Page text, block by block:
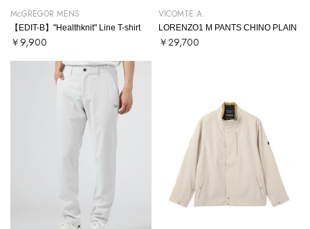
McGREGOR MENS
【EDIT-B】"Healthknit" Line T-shirt
￥9,900
VICOMTE A.
LORENZO1 M PANTS CHINO PLAIN
￥29,700